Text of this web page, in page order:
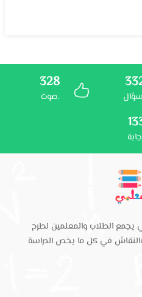
328
صوت.
الطلاب والمعلمين لطرح
والنقاش في كل ما يخص الدراسة